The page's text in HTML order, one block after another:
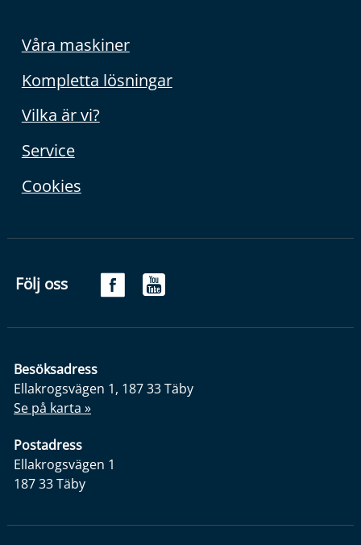
Våra maskiner
Kompletta lösningar
Vilka är vi?
Service
Cookies
Följ oss
Besöksadress
Ellakrogsvägen 1, 187 33 Täby
Se på karta »
Postadress
Ellakrogsvägen 1
187 33 Täby